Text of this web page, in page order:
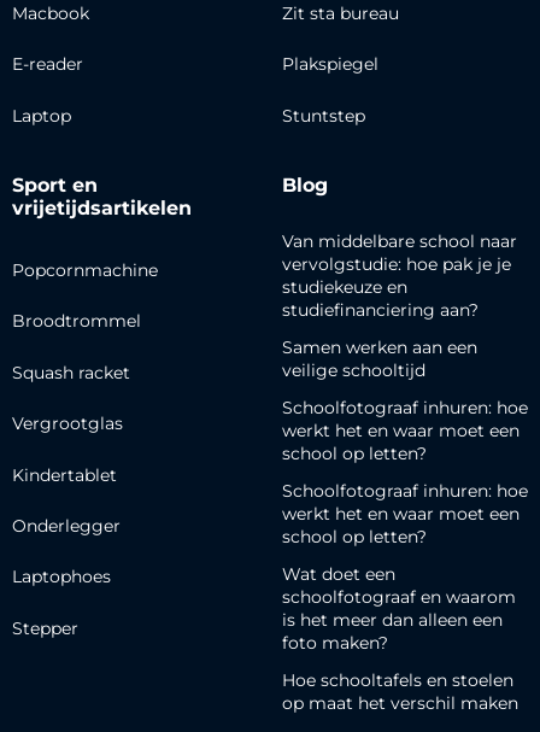
Macbook
E-reader
Laptop
Zit sta bureau
Plakspiegel
Stuntstep
Sport en
vrijetijdsartikelen
Popcornmachine
Broodtrommel
Squash racket
Vergrootglas
Kindertablet
Onderlegger
Laptophoes
Stepper
Blog
Van middelbare school naar
vervolgstudie: hoe pak je je
studiekeuze en
studiefinanciering aan?
Samen werken aan een
veilige schooltijd
Schoolfotograaf inhuren: hoe
werkt het en waar moet een
school op letten?
Schoolfotograaf inhuren: hoe
werkt het en waar moet een
school op letten?
Wat doet een
schoolfotograaf en waarom
is het meer dan alleen een
foto maken?
Hoe schooltafels en stoelen
op maat het verschil maken